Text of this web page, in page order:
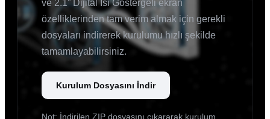
ve 2.1” Dijital Isı Göstergeli ekran
özelliklerinden tam verim almak için gerekli
dosyaları indirerek kurulumu hızlı şekilde
tamamlayabilirsiniz.
Kurulum Dosyasını İndir
Not: İndirilen ZIP dosyasını çıkararak kurulum